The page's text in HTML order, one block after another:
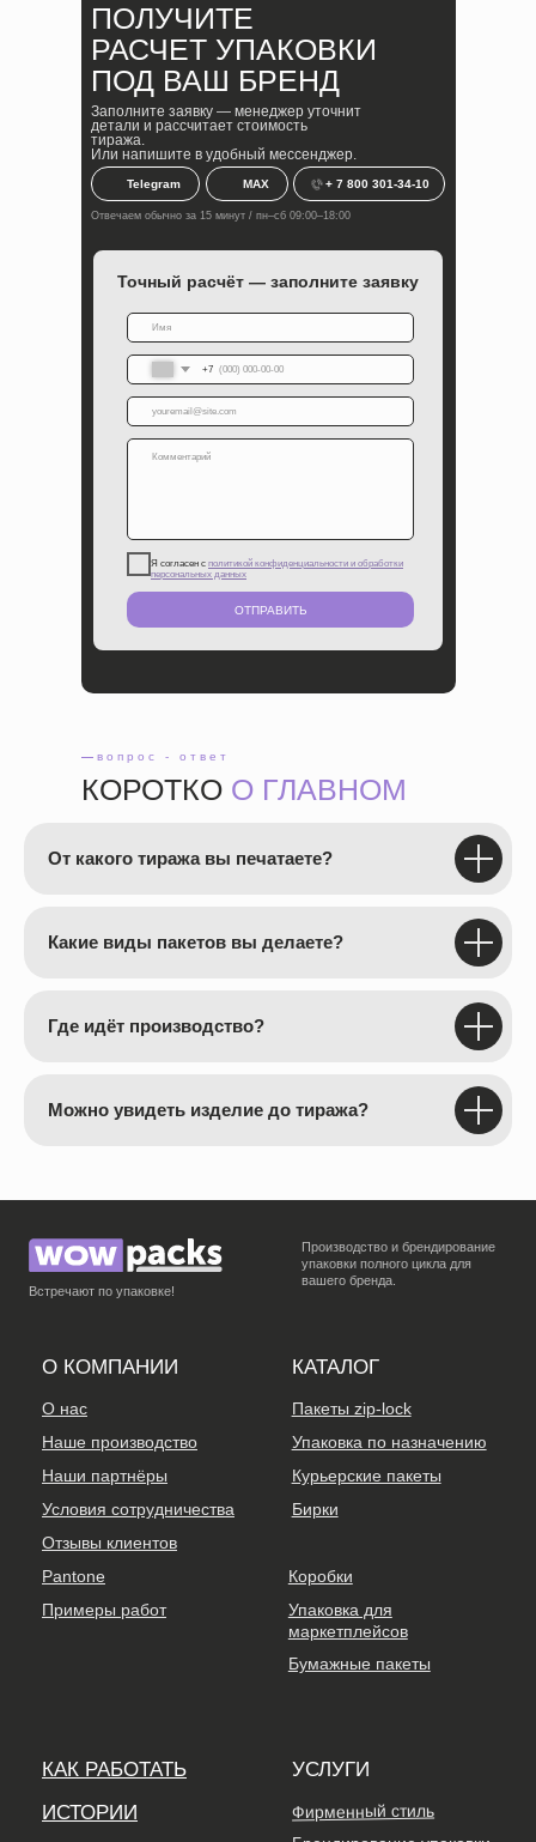
Точный расчёт — заполните заявку
ПОЛУЧИТЕ
РАСЧЕТ УПАКОВКИ
ПОД ВАШ БРЕНД
Отвечаем обычно за 15 минут / пн–сб 09:00–18:00
Заполните заявку — менеджер уточнит
детали и рассчитает стоимость
тиража.
Или напишите в удобный мессенджер.
MAX
Telegram + 7 800 301-34-10
+7
Я согласен с политикой конфиденциальности и обработки
персональных данных
ОТПРАВИТЬ
— вопрос - ответ
КОРОТКО О ГЛАВНОМ
От какого тиража вы печатаете?
Какие виды пакетов вы делаете?
Где идёт производство?
Можно увидеть изделие до тиража?